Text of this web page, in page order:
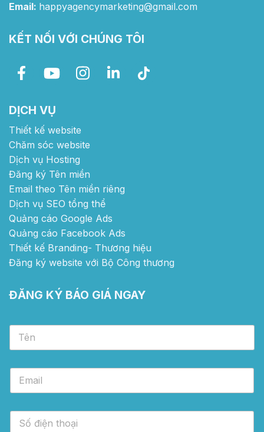
Email: happyagencymarketing@gmail.com
KẾT NỐI VỚI CHÚNG TÔI
DỊCH VỤ
Thiết kế website
Chăm sóc website
Dịch vụ Hosting
Đăng ký Tên miền
Email theo Tên miền riêng
Dịch vụ SEO tổng thể
Quảng cáo Google Ads
Quảng cáo Facebook Ads
Thiết kế Branding- Thương hiệu
Đăng ký website với Bộ Công thương
ĐĂNG KÝ BÁO GIÁ NGAY